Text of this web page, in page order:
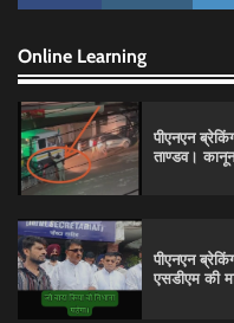
Online Learning
पीएनएन
ताण्डव।
पीएनएन
एसडीएम की